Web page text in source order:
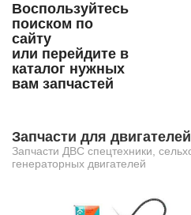
Воспользуйтесь
поиском по
сайту
или перейдите в
каталог нужных
вам запчастей
Запчасти для двигателей
Запчасти ДВС спецтехники,
генераторных двигателей